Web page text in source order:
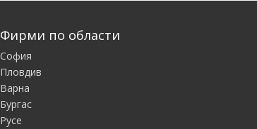
Фирми по области
София
Пловдив
Варна
Бургас
Русе